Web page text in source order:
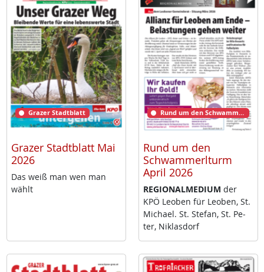
Grazer Stadtblatt
Grazer Stadtblatt Mai
2026
Das weiß man wen man
wählt
Rund um den Schwammerlturm
Rund um den
Schwammerlturm
April 2026
RE­GIO­NAL­ME­DI­UM der
KPÖ Leo­ben für Leo­ben, St.
Mi­cha­el. St. Ste­fan, St. Pe­
ter, Niklas­dorf